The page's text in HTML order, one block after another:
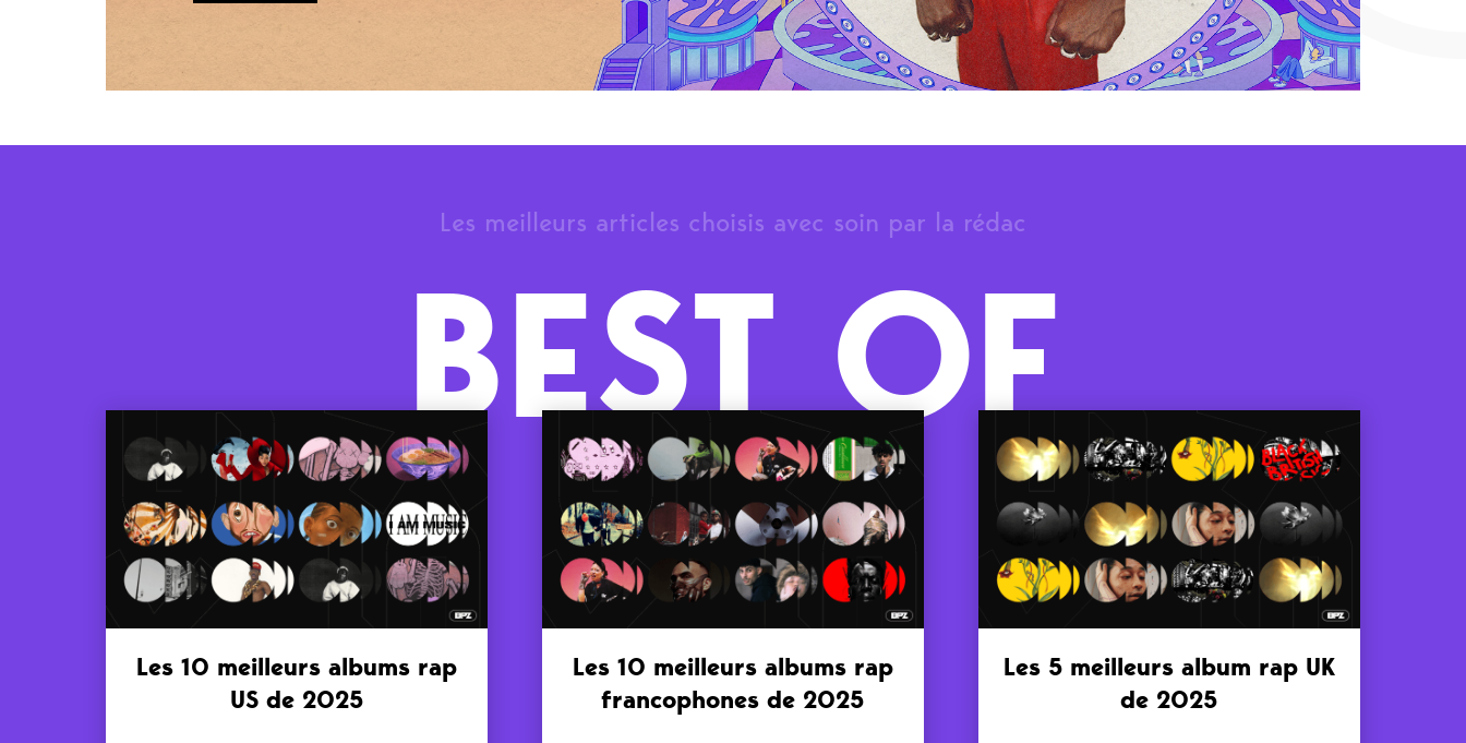
Les meilleurs articles choisis avec soin par la rédac
BEST OF
Les 10 meilleurs albums rap
US de 2025
Les 10 meilleurs albums rap
francophones de 2025
Les 5 meilleurs album rap UK
de 2025